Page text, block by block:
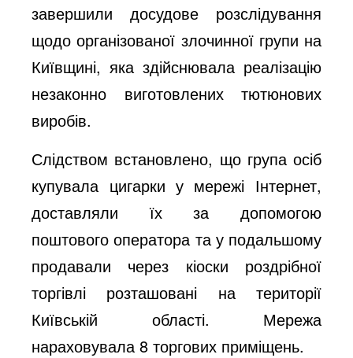
завершили досудове розслідування
щодо організованої злочинної групи на
Київщині, яка здійснювала реалізацію
незаконно виготовлених тютюнових
виробів.
Слідством встановлено, що група осіб
купувала цигарки у мережі Інтернет,
доставляли їх за допомогою
поштового оператора та у подальшому
продавали через кіоски роздрібної
торгівлі розташовані на території
Київській області. Мережа
нараховувала 8 торгових приміщень.